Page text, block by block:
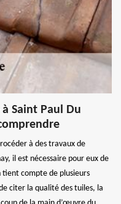
Saint Paul Du
à des travaux de
il est nécessaire pour eux de
compte de plusieurs
citer la qualité des tuiles, la